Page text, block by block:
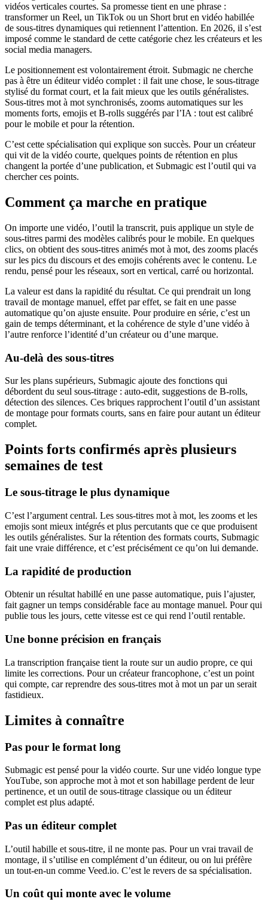
vidéos verticales courtes. Sa promesse tient en une phrase :
transformer un Reel, un TikTok ou un Short brut en vidéo habillée
de sous-titres dynamiques qui retiennent l’attention. En 2026, il s’est
imposé comme le standard de cette catégorie chez les créateurs et les
social media managers.
Le positionnement est volontairement étroit. Submagic ne cherche
pas à être un éditeur vidéo complet : il fait une chose, le sous-titrage
stylisé du format court, et la fait mieux que les outils généralistes.
Sous-titres mot à mot synchronisés, zooms automatiques sur les
moments forts, emojis et B-rolls suggérés par l’IA : tout est calibré
pour le mobile et pour la rétention.
C’est cette spécialisation qui explique son succès. Pour un créateur
qui vit de la vidéo courte, quelques points de rétention en plus
changent la portée d’une publication, et Submagic est l’outil qui va
chercher ces points.
Comment ça marche en pratique
On importe une vidéo, l’outil la transcrit, puis applique un style de
sous-titres parmi des modèles calibrés pour le mobile. En quelques
clics, on obtient des sous-titres animés mot à mot, des zooms placés
sur les pics du discours et des emojis cohérents avec le contenu. Le
rendu, pensé pour les réseaux, sort en vertical, carré ou horizontal.
La valeur est dans la rapidité du résultat. Ce qui prendrait un long
travail de montage manuel, effet par effet, se fait en une passe
automatique qu’on ajuste ensuite. Pour produire en série, c’est un
gain de temps déterminant, et la cohérence de style d’une vidéo à
l’autre renforce l’identité d’un créateur ou d’une marque.
Au-delà des sous-titres
Sur les plans supérieurs, Submagic ajoute des fonctions qui
débordent du seul sous-titrage : auto-edit, suggestions de B-rolls,
détection des silences. Ces briques rapprochent l’outil d’un assistant
de montage pour formats courts, sans en faire pour autant un éditeur
complet.
Points forts confirmés après plusieurs
semaines de test
Le sous-titrage le plus dynamique
C’est l’argument central. Les sous-titres mot à mot, les zooms et les
emojis sont mieux intégrés et plus percutants que ce que produisent
les outils généralistes. Sur la rétention des formats courts, Submagic
fait une vraie différence, et c’est précisément ce qu’on lui demande.
La rapidité de production
Obtenir un résultat habillé en une passe automatique, puis l’ajuster,
fait gagner un temps considérable face au montage manuel. Pour qui
publie tous les jours, cette vitesse est ce qui rend l’outil rentable.
Une bonne précision en français
La transcription française tient la route sur un audio propre, ce qui
limite les corrections. Pour un créateur francophone, c’est un point
qui compte, car reprendre des sous-titres mot à mot un par un serait
fastidieux.
Limites à connaître
Pas pour le format long
Submagic est pensé pour la vidéo courte. Sur une vidéo longue type
YouTube, son approche mot à mot et son habillage perdent de leur
pertinence, et un outil de sous-titrage classique ou un éditeur
complet est plus adapté.
Pas un éditeur complet
L’outil habille et sous-titre, il ne monte pas. Pour un vrai travail de
montage, il s’utilise en complément d’un éditeur, ou on lui préfère
un tout-en-un comme Veed.io. C’est le revers de sa spécialisation.
Un coût qui monte avec le volume